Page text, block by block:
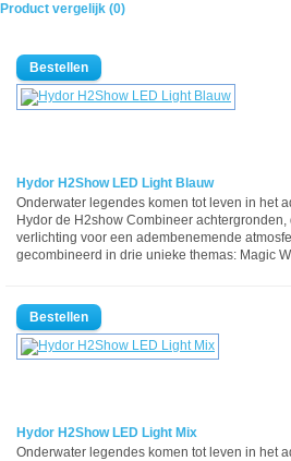
Product vergelijk (0)
Hydor H2Show LED Light Blauw
Onderwater legendes komen tot leven in het
Hydor de H2show Combineer
verlichting voor een adembenemende
gecombineerd in drie unieke themas: Magic
Hydor H2Show LED Light Mix
Onderwater legendes komen tot leven in het